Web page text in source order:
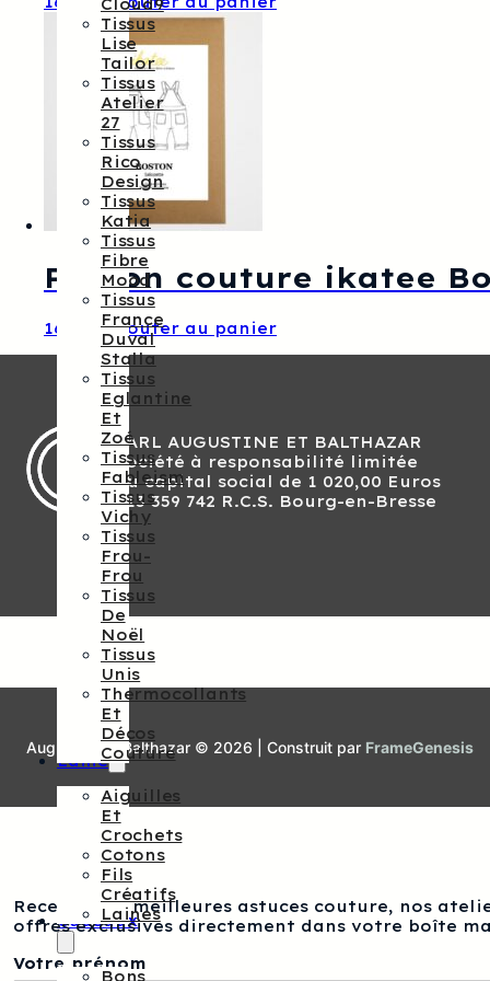
Cloud9
Tissus
Lise
Tailor
Tissus
Atelier
27
Tissus
Rico
Design
Tissus
Katia
Tissus
Fibre
Mood
Tissus
France
Duval
Stalla
Tissus
Eglantine
Et
Zoé
Tissus
Fableism
Tissus
Vichy
Tissus
Frou-
Frou
Tissus
De
Noël
Tissus
Unis
Thermocollants
Et
Décos
Couture
Laine
Aiguilles
Et
Crochets
Cotons
Fils
Créatifs
Laines
Cadeaux
Bons
Patron couture ikatee
16,00 € Ajouter au panier
SARL AUGUSTINE ET BALTHAZAR
Société à responsabilité limitée
Au capital social de 1 020,00 Euros
813 359 742 R.C.S. Bourg-en-Bresse
Augustine et Balthazar © 2026 | Construit par FrameGenesis
Recevez nos meilleures astuces couture, nos
offres exclusives directement dans votre boîte
Votre prénom